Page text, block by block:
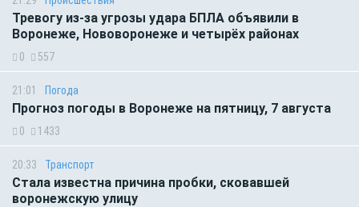
Тревогу из-за угрозы удара БПЛА объявили в
Воронеже, Нововоронеже и четырёх районах
0 557
21:01 Погода
Прогноз погоды в Воронеже на пятницу, 7 августа
0 1433
20:33 Транспорт
Стала известна причина пробки, сковавшей
воронежскую улицу